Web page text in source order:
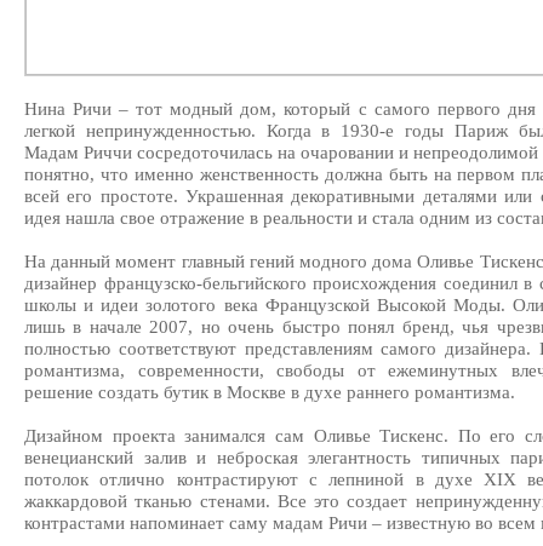
Нина Ричи – тот модный дом, который с самого первого дня
легкой непринужденностью. Когда в 1930-е годы Париж
Мадам Риччи сосредоточилась на очаровании и
понятно, что именно женственность должна быть на первом
всей его простоте. Украшенная декоративными деталями или
идея нашла свое отражение в реальности и стала одним из
На данный момент главный гений модного дома Оливье
дизайнер французско-бельгийского происхождения соединил
школы и идеи золотого века Французской Высокой Моды.
лишь в начале 2007, но очень быстро понял бренд, чья
полностью соответствуют представлениям самого
романтизма, современности, свободы от ежеминутных
решение создать бутик в Москве в духе раннего романтизма.
Дизайном проекта занимался сам Оливье Тискенс. По его
венецианский залив и неброская элегантность типичных
потолок отлично контрастируют с лепниной в духе XIX
жаккардовой тканью стенами. Все это создает
контрастами напоминает саму мадам Ричи – известную во всем